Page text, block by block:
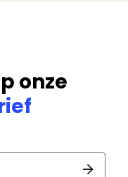
onze